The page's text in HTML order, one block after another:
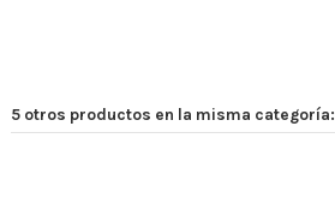
5 otros productos en la misma categoría: